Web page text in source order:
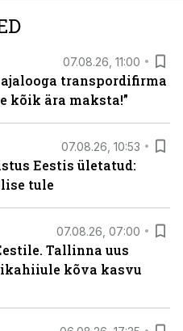
07.08.26, 11:00
transpordifirma
kõik ära maksta!”
07.08.26, 10:53
Eestis ületatud:
tule
07.08.26, 07:00
Tallinna uus
kõva kasvu